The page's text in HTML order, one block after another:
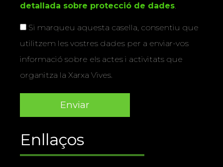
detallada sobre protecció de dades
Si marqueu aquesta casella, consentiu que
utilitzem les vostres dades per a enviar-vos
informació sobre els actes i activitats que
organitza la Xarxa Vives.
Enllaços